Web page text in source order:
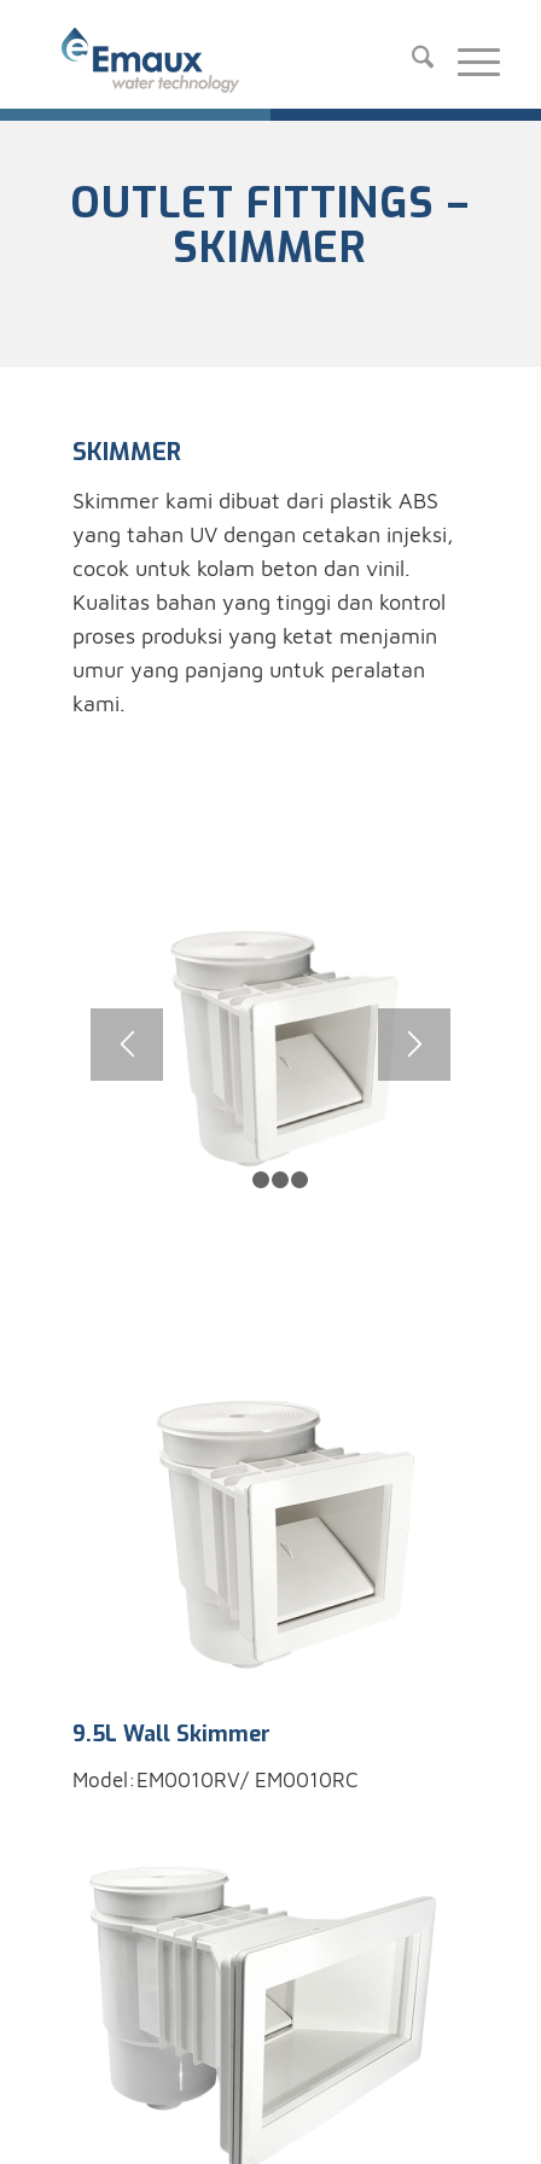
OUTLET FITTINGS –
SKIMMER
SKIMMER
Skimmer kami dibuat dari plastik ABS
yang tahan UV dengan cetakan injeksi,
cocok untuk kolam beton dan vinil.
Kualitas bahan yang tinggi dan kontrol
proses produksi yang ketat menjamin
umur yang panjang untuk peralatan
kami.
9.5L Wall Skimmer
Model:EM0010RV/ EM0010RC